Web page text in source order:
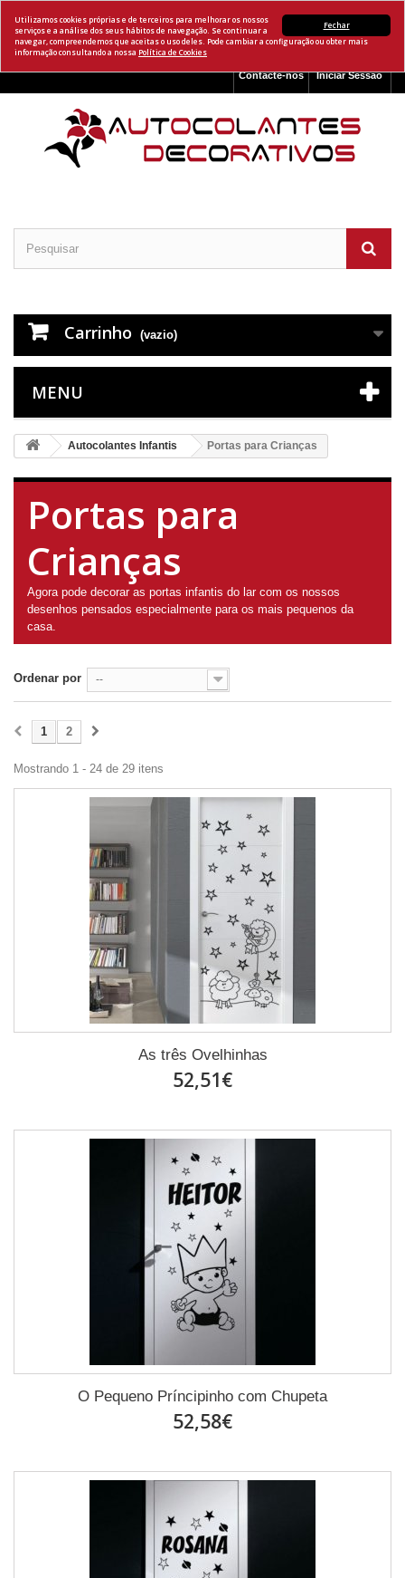
Fechar
Utilizamos cookies próprias e de terceiros para melhorar os nossos
serviços e a análise dos seus hábitos de navegação. Se continuar a
navegar, compreendemos que aceitas o uso deles. Pode cambiar a configuração ou obter mais
informação consultando a nossa Política de Cookies
Iniciar Sessão
Contacte-nos
Carrinho (vazio)
MENU
Autocolantes Infantis Portas para Crianças
Portas para
Crianças
Agora pode decorar as portas infantis do lar com os nossos
desenhos pensados especialmente para os mais pequenos da
casa.
Ordenar por --
1 2
Mostrando 1 - 24 de 29 itens
As três Ovelhinhas
52,51€
O Pequeno Príncipinho com Chupeta
52,58€